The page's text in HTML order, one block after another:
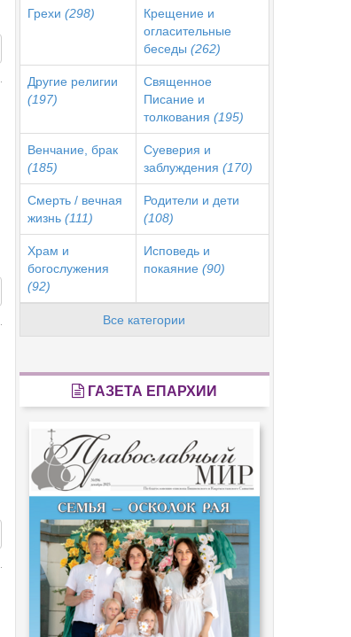
Грехи (298)
Крещение и
огласительные
беседы (262)
Другие религии
(197)
Священное
Писание и
толкования (195)
Венчание, брак
(185)
Суеверия и
заблуждения (170)
Смерть / вечная
жизнь (111)
Родители и дети
(108)
Храм и
богослужения
(92)
Исповедь и
покаяние (90)
Все категории
ГАЗЕТА ЕПАРХИИ